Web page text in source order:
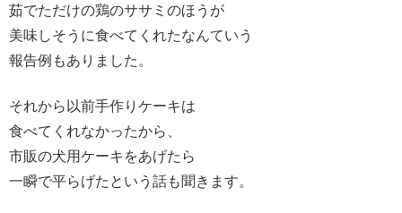
茹でただけの鶏のササミのほうが
美味しそうに食べてくれたなんていう
報告例もありました。
それから以前手作りケーキは
食べてくれなかったから、
市販の犬用ケーキをあげたら
一瞬で平らげたという話も聞きます。